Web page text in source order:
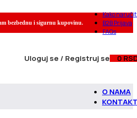
bezbednu i sigurnu kupovinu.
Kako
B2B Prijava
FAQs
Uloguj se / Registruj se 0
O NAMA